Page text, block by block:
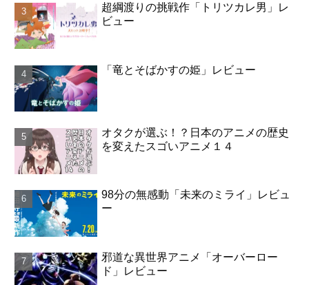
超綱渡りの挑戦作「トリツカレ男」レ
ビュー
「竜とそばかすの姫」レビュー
オタクが選ぶ！？日本のアニメの歴史
を変えたスゴいアニメ１４
98分の無感動「未来のミライ」レビュ
ー
邪道な異世界アニメ「オーバーロー
ド」レビュー